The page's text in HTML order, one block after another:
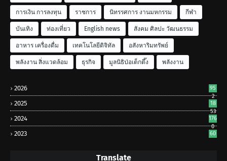
การเงิน การลงทุน ราชการ นิทรรศการ งานมหกรรม กีฬา
บันเทิง ท่องเที่ยว English news สังคม ศิลปะ วัฒนธรรม
อาหาร เครื่องดื่ม เทคโนโลยีดิจิทัล อสังหาริมทรัพย์
พลังงาน สิ่งแวดล้อม ธุรกิจ มูลนิธิป่อเต็กตึ๊ง พลังงาน
2026
95
2
2025
18
53
2024
176
0
2023 60
Translate